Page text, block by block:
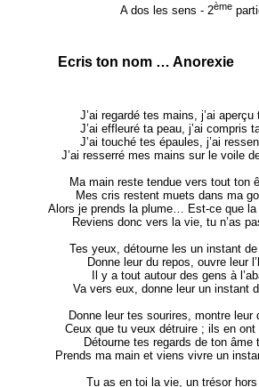
A dos les sens - 2ème
Ecris ton nom … Anorexie
J’ai regardé tes mains, j’ai aperçu
J’ai effleuré ta peau, j’ai compris
J’ai touché tes épaules, j’ai
J’ai resserré mes mains sur le voile
Ma main reste tendue vers tout ton
Mes cris restent muets dans ma
Alors je prends la plume… Est-ce que la
Reviens donc vers la vie, tu n’as
Tes yeux, détourne les un instant
Donne leur du repos, ouvre leur
Il y a tout autour des gens à
Va vers eux, donne leur un instant
Donne leur tes sourires, montre leur
Ceux que tu veux détruire ; ils en
Détourne tes regards de ton âme
Prends ma main et viens vivre un
Tu as en toi la vie, un trésor